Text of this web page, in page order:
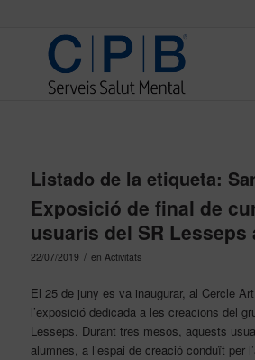
Listado de la etiqueta:
Exposició de final de
usuaris del SR Lesseps
22/07/2019 / en Activitats
El 25 de juny es va inaugurar, al Cercle
l’exposició dedicada a les creacions del
Lesseps. Durant tres mesos, aquests
alumnes, a l’espai de creació conduït per